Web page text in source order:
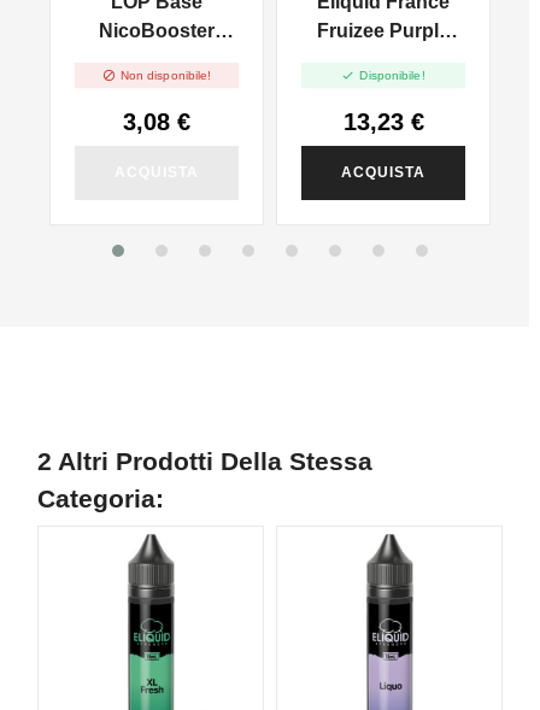
NicoBooster
 Non disponibile!
3,08 €
Fruizee Purple
Shot - 10ml
 Disponibile!
13,23 €
ACQUISTA
2 Altri Prodotti Della Stessa
Categoria: